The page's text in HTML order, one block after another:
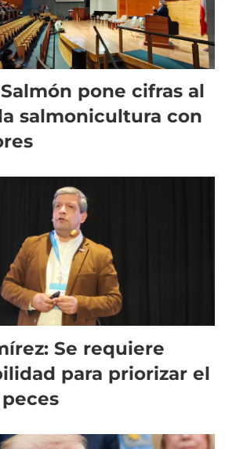
pone cifras al
salmonicultura con
Se requiere
para priorizar el